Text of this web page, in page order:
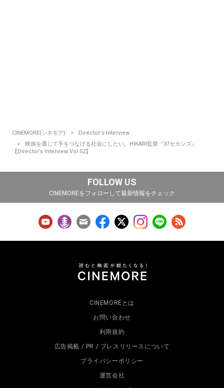
CINEMORE(シネモア)
Director‘s Interview
映画を通して手をつなげる社会にしたい。HIKARI監督『37セカンズ』
【Director’s Interview Vol.52】
FOLLOW US
CINEMOREをフォローして最新情報をチェック
CINEMOREとは
お問い合わせ
利用規約
広告掲載 / PR / プレスリリースについて
プライバシーポリシー
運営会社